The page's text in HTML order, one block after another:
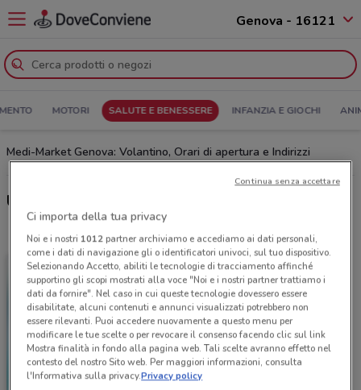
Genova - 16121
MOTORI SALUTE E BENESSERE INFANZIA E GIOCHI
Medi-Market Genova: Volantino, Orari di apertura e Indirizzi
Ultime offerte del volantino Medi-Market
Ci importa della tua privacy
Noi e i nostri 1012partner archiviamo e accediamo ai dati personali,
come i dati di navigazione gli o identificatori univoci, sul tuo dispositivo.
Selezionando Accetto, abiliti le tecnologie di tracciamento affinché
supportino gli scopi mostrati alla voce "Noi e i nostri partner trattiamo i
dati da fornire". Nel caso in cui queste tecnologie dovessero essere
disabilitate, alcuni contenuti e annunci visualizzati potrebbero non
essere rilevanti. Puoi accedere nuovamente a questo menu per
modificare le tue scelte o per revocare il consenso facendo clic sul link
Mostra finalità in fondo alla pagina web. Tali scelte avranno effetto nel
contesto del nostro Sito web. Per maggiori informazioni, consulta
l'Informativa sulla privacy.Privacy policy
Continua senza accettare